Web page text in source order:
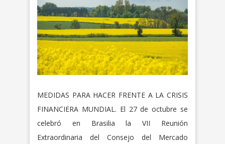
MEDIDAS PARA HACER FRENTE A LA CRISIS
FINANCIERA MUNDIAL. El 27 de octubre se
celebró en Brasilia la VII Reunión
Extraordinaria del Consejo del Mercado